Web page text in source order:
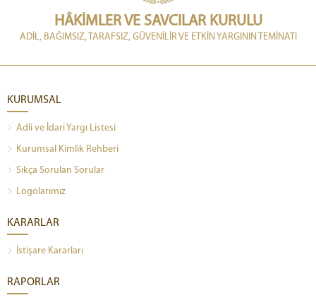
HÂKİMLER VE SAVCILAR KURULU
ADİL, BAĞIMSIZ, TARAFSIZ, GÜVENİLİR VE ETKİN YARGININ TEMİNATI
KURUMSAL
Adli ve İdari Yargı Listesi
Kurumsal Kimlik Rehberi
Sıkça Sorulan Sorular
Logolarımız
KARARLAR
İstişare Kararları
RAPORLAR